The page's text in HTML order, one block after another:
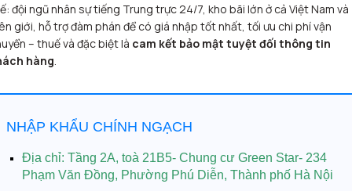
đội ngũ nhân sự tiếng Trung trực 24/7, kho bãi lớn ở cả Việt Nam và
giới, hỗ trợ đàm phán để có giá nhập tốt nhất, tối ưu chi phí vận
– thuế và đặc biệt là cam kết bảo mật tuyệt đối thông tin
hàng.
NHẬP KHẨU CHÍNH NGẠCH
Địa chỉ: Tầng 2A, toà 21B5- Chung cư Green Star- 234
Phạm Văn Đồng, Phường Phú Diễn, Thành phố Hà Nội